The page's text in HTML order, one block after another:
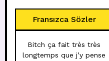
Fransızca Sözler
Bitch ça fait très très
longtemps que j’y pense